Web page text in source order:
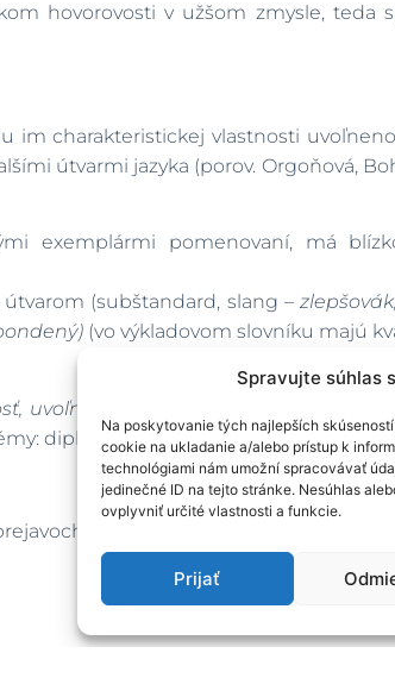
Spravujte súhlas
Na poskytovanie tých najlepších
cookie na ukladanie a/alebo prístup k
technológiami nám umožní spracovávať
jedinečné ID na tejto stránke. Nesúhlas
ovplyvniť určité vlastnosti a funkcie.
Prijať
hovorovosti v užšom zmysle, teda
im charakteristickej vlastnosti
útvarmi jazyka (porov. Orgoňová,
exemplármi pomenovaní, má
(subštandard, slang –
(vo výkladovom slovníku majú
uvoľnenosť, ústnosť, neverejnosť,
diplomová práca – diplomovka.
Keďže je táto lexika